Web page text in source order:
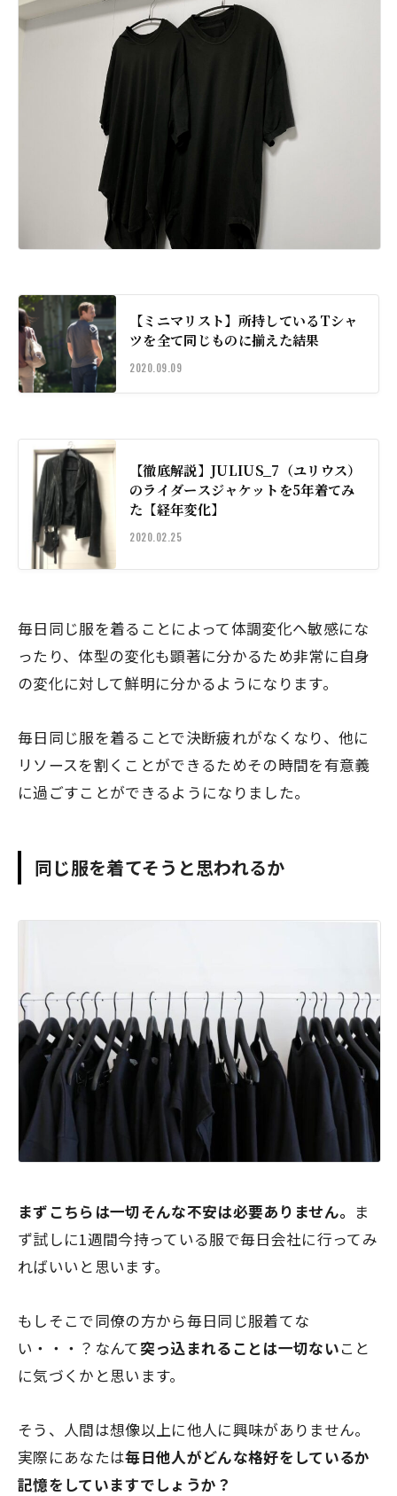
【ミニマリスト】所持しているTシャ
ツを全て同じものに揃えた結果
2020.09.09
【徹底解説】JULIUS_7（ユリウス）
のライダースジャケットを5年着てみ
た【経年変化】
2020.02.25
毎日同じ服を着ることによって体調変化へ敏感にな
ったり、体型の変化も顕著に分かるため非常に自身
の変化に対して鮮明に分かるようになります。
毎日同じ服を着ることで決断疲れがなくなり、他に
リソースを割くことができるためその時間を有意義
に過ごすことができるようになりました。
同じ服を着てそうと思われるか
まずこちらは一切そんな不安は必要ありません。 ま
ず試しに1週間今持っている服で毎日会社に行ってみ
ればいいと思います。
もしそこで同僚の方から毎日同じ服着てな
い・・・？なんて突っ込まれることは一切ないこと
に気づくかと思います。
そう、
人間は想像以上に他人に興味がありません。
実際にあなたは毎日他人がどんな格好をしているか
記憶をしていますでしょうか？